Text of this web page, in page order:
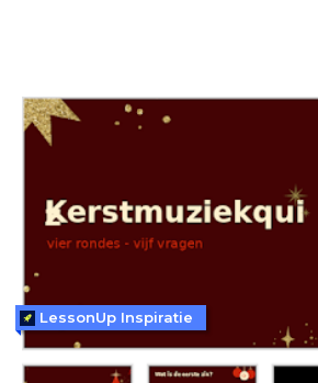
LessonUp Inspiratie